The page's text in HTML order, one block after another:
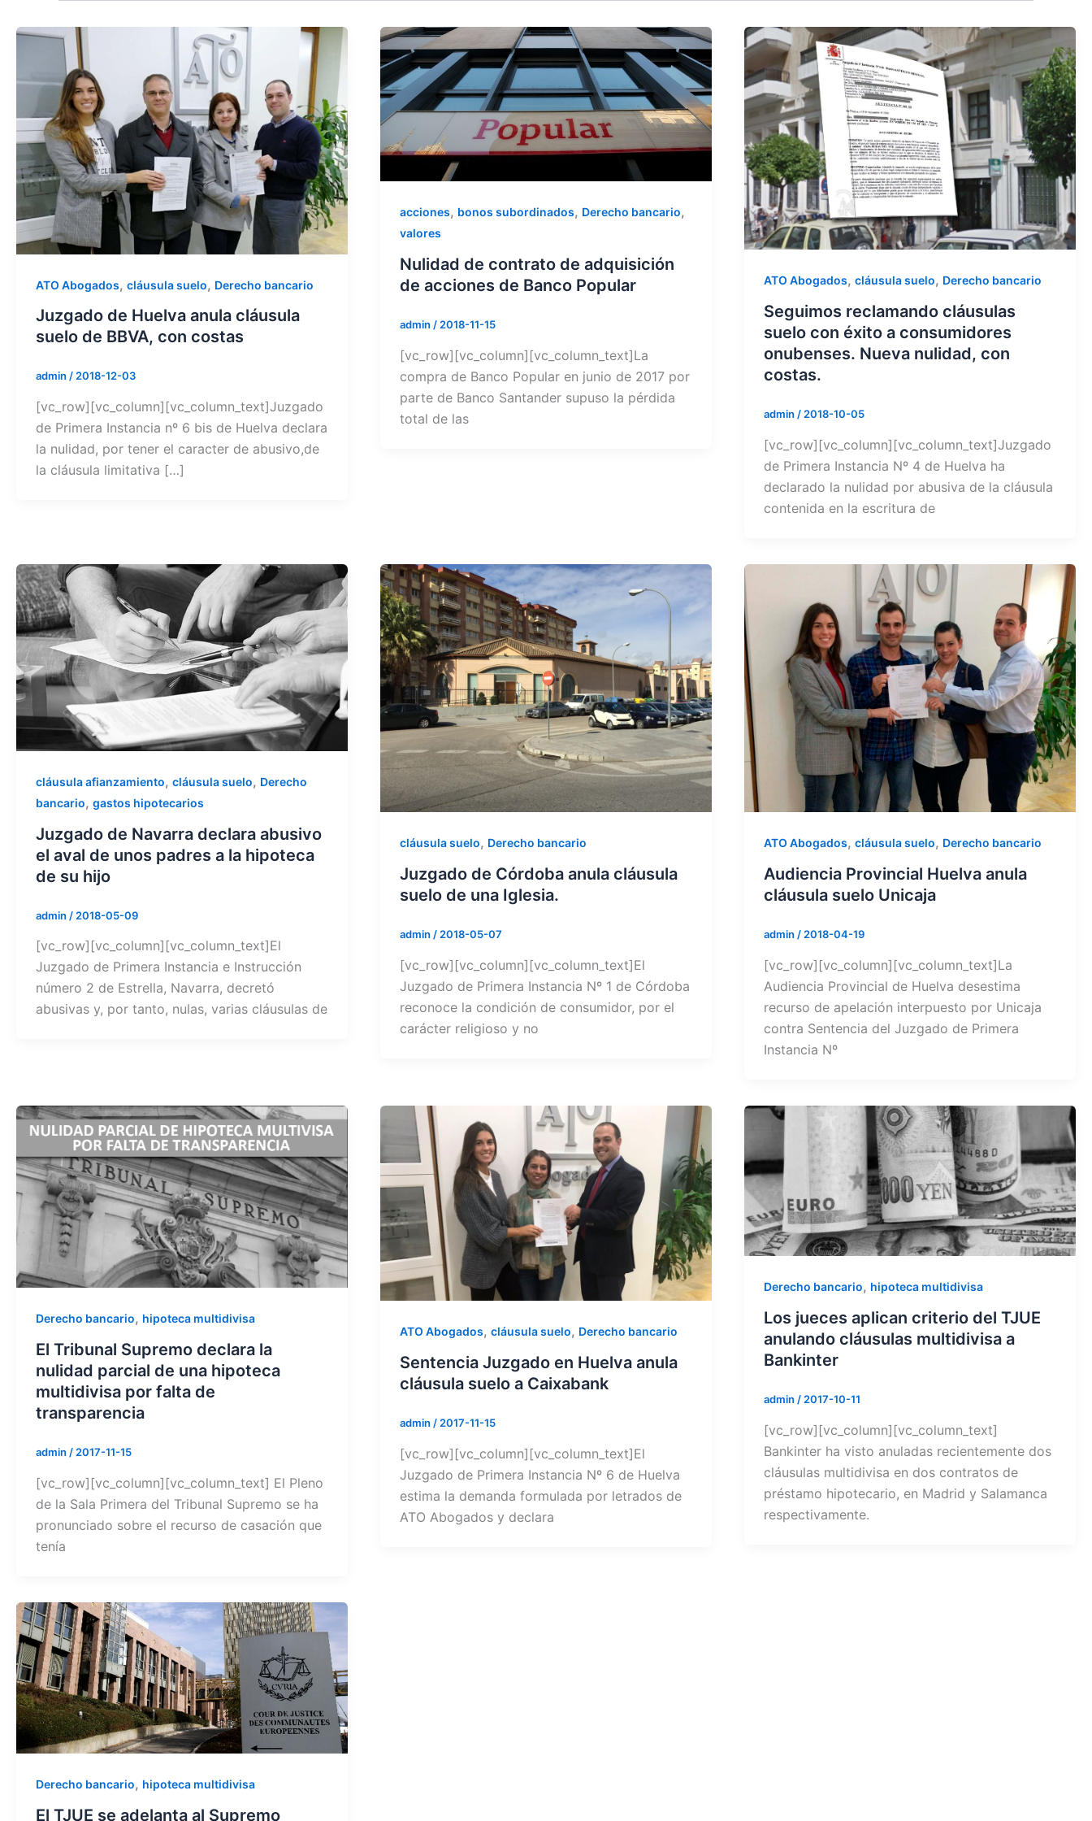
r
m
ATO Abogados, cláusula suelo, Derecho bancario
Juzgado de Huelva anula cláusula
suelo de BBVA, con costas
admin /2018-12-03
[vc_row][vc_column][vc_column_text]Juzgado
de Primera Instancia nº 6 bis de Huelva declara
la nulidad, por tener el caracter de abusivo,de
la cláusula limitativa […]
acciones, bonos subordinados, Derecho bancario,
valores
Nulidad de contrato de adquisición
de acciones de Banco Popular
admin /2018-11-15
[vc_row][vc_column][vc_column_text]La
compra de Banco Popular en junio de 2017 por
parte de Banco Santander supuso la pérdida
total de las
ATO Abogados, cláusula suelo, Derecho bancario
Seguimos reclamando cláusulas
suelo con éxito a consumidores
onubenses. Nueva nulidad, con
costas.
admin / 2018-10-05
[vc_row][vc_column][vc_column_text]Juzgado
de Primera Instancia Nº 4 de Huelva ha
declarado la nulidad por abusiva de la cláusula
contenida en la escritura de
cláusula afianzamiento, cláusula suelo, Derecho
bancario, gastos hipotecarios
Juzgado de Navarra declara abusivo
el aval de unos padres a la hipoteca
de su hijo
admin / 2018-05-09
[vc_row][vc_column][vc_column_text]El
Juzgado de Primera Instancia e Instrucción
número 2 de Estrella, Navarra, decretó
abusivas y, por tanto, nulas, varias cláusulas de
cláusula suelo, Derecho bancario
Juzgado de Córdoba anula cláusula
suelo de una Iglesia.
admin /2018-05-07
[vc_row][vc_column][vc_column_text]El
Juzgado de Primera Instancia Nº 1 de Córdoba
reconoce la condición de consumidor, por el
carácter religioso y no
ATO Abogados, cláusula suelo, Derecho bancario
Audiencia Provincial Huelva anula
cláusula suelo Unicaja
admin /2018-04-19
[vc_row][vc_column][vc_column_text]La
Audiencia Provincial de Huelva desestima
recurso de apelación interpuesto por Unicaja
contra Sentencia del Juzgado de Primera
Instancia Nº
Derecho bancario, hipoteca multidivisa
El Tribunal Supremo declara la
nulidad parcial de una hipoteca
multidivisa por falta de
transparencia
admin / 2017-11-15
[vc_row][vc_column][vc_column_text] El Pleno
de la Sala Primera del Tribunal Supremo se ha
pronunciado sobre el recurso de casación que
tenía
ATO Abogados, cláusula suelo, Derecho bancario
Sentencia Juzgado en Huelva anula
cláusula suelo a Caixabank
admin / 2017-11-15
[vc_row][vc_column][vc_column_text]El
Juzgado de Primera Instancia Nº 6 de Huelva
estima la demanda formulada por letrados de
ATO Abogados y declara
Derecho bancario, hipoteca multidivisa
Los jueces aplican criterio del TJUE
anulando cláusulas multidivisa a
Bankinter
admin /2017-10-11
[vc_row][vc_column][vc_column_text]
Bankinter ha visto anuladas recientemente dos
cláusulas multidivisa en dos contratos de
préstamo hipotecario, en Madrid y Salamanca
respectivamente.
Derecho bancario, hipoteca multidivisa
El TJUE se adelanta al Supremo